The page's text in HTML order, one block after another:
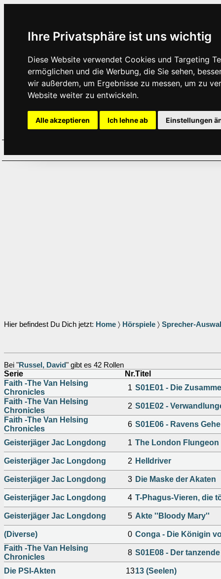
Ihre Privatsphäre ist uns wichtig
Diese Website verwendet Cookies und Targeting
ermöglichen und die Werbung, die Sie sehen,
wir außerdem, um Ergebnisse zu messen, um zu
Website weiter zu entwickeln.
Alle akzeptieren Ich lehne ab Einstellungen
Hier befindest Du Dich jetzt: Home 〉 Hörspiele 〉 Sprecher-
Bei "Russel, David" gibt es 42 Rollen
Serie Nr.Titel
Faith -The Van Helsing
Chronicles
1 S01E01 - Die
Faith -The Van Helsing
Chronicles
2 S01E02 -
Faith -The Van Helsing
Chronicles
6 S01E06 - Ravens
Geisterjäger Jac Longdong 1 The London Flungeon
Geisterjäger Jac Longdong 2 Helldriver
Geisterjäger Jac Longdong 3 Die Maske der Akaten
Geisterjäger Jac Longdong 4 T-Phagus-Vieren, die
Geisterjäger Jac Longdong 5 Akte ''Bloody Mary''
(Diverse) 0 Conga - Die Königin
Faith -The Van Helsing
Chronicles
8 S01E08 - Der
Die PSI-Akten 1313 (Seelen)